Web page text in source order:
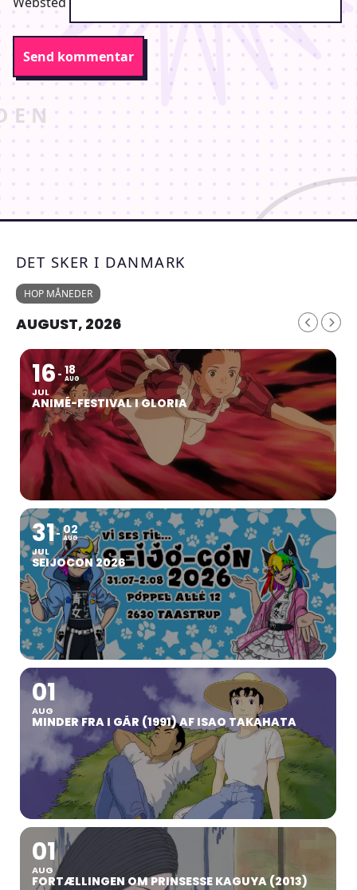
DET SKER I DANMARK
HOP MÅNEDER
AUGUST, 2026
16
JUL
18
AUG
ANIMÉ-FESTIVAL I GLORIA
31
JUL
02
AUG
SEIJOCON 2026
01
AUG
MINDER FRA I GÅR (1991) AF ISAO TAKAHATA
01
AUG
FORTÆLLINGEN OM PRINSESSE KAGUYA (2013)